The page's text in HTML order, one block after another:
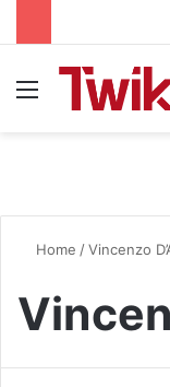
Home /Vincenzo